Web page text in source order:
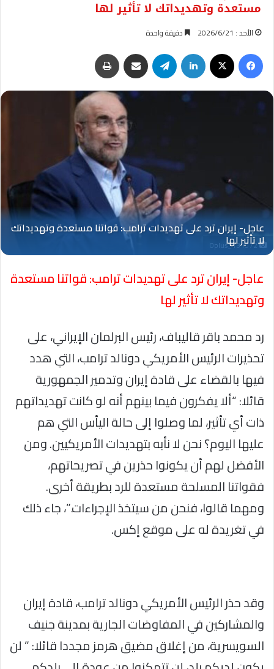
مستعدة وتهديداتك لا تأثير لها
الأحد : 2026/6/21 دقيقة واحدة
فيسبوك لينكدإن تيلقرام مشاركة عبر البريد
Oplus_131072
عاجل- إيران ترد على تهديدات ترامب: قواتنا مستعدة
وتهديداتك لا تأثير لها
رد محمد باقر قاليباف، رئيس البرلمان الإيراني، على
تحذيرات الرئيس الأمريكي دونالد ترامب، التي هدد
فيها بالقضاء على قادة إيران وتدمير الجمهورية
قائلا: “ألا يفكرون فيما بينهم أنه لو كانت تهديداتهم
ذات أي تأثير، لما وصلوا إلى حالة اليأس التي هم
عليها اليوم؟ نحن لا نأبه بتهديدات الأمريكيين. ومن
الأفضل لهم أن يكونوا حذرين في تصريحاتهم،
فقواتنا المسلحة مستعدة للرد بطريقة أخرى.
ومهما قالوا، فنحن من سيتخذ الإجراءات.”، جاء ذلك
في تغريدة له على موقع إكس.
وقد حذر الرئيس الأمريكي دونالد ترامب، قادة إيران
والمشاركين في المفاوضات الجارية بمدينة جنيف
السويسرية، من إغلاق مضيق هرمز مجددا قائلا: ” لن